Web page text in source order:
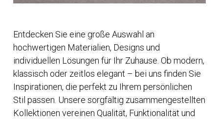
Entdecken Sie eine große Auswahl an
hochwertigen Materialien, Designs und
individuellen Lösungen für Ihr Zuhause. Ob modern,
klassisch oder zeitlos elegant – bei uns finden Sie
Inspirationen, die perfekt zu Ihrem persönlichen
Stil passen. Unsere sorgfältig zusammengestellten
Kollektionen vereinen Qualität, Funktionalität und